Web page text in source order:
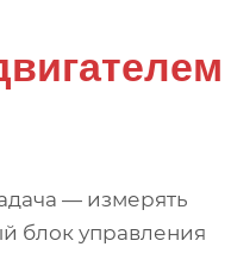
— измерять
блок управления